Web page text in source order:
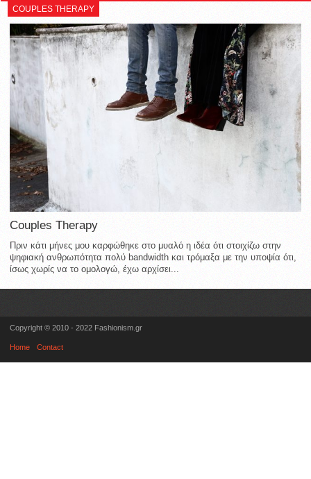
COUPLES THERAPY
Couples Therapy
Πριν κάτι μήνες μου καρφώθηκε στο μυαλό η ιδέα ότι στοιχίζω στην
ψηφιακή ανθρωπότητα πολύ bandwidth και τρόμαξα με την υποψία ότι,
ίσως χωρίς να το ομολογώ, έχω αρχίσει...
Copyright © 2010 - 2022 Fashionism.gr
Home Contact